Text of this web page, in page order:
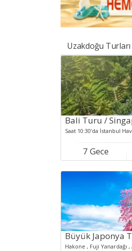
Uzakdoğu Turları
7 Gece
Konaklamalı
Büyük Japonya